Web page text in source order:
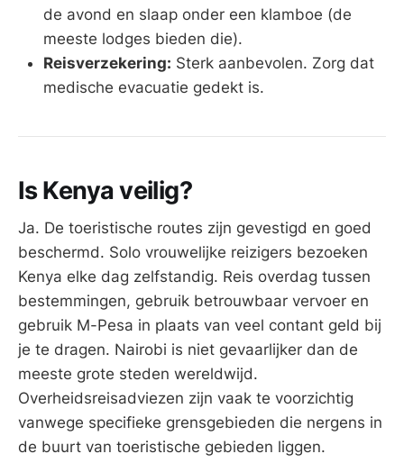
de avond en slaap onder een klamboe (de
meeste lodges bieden die).
Reisverzekering: Sterk aanbevolen. Zorg dat
medische evacuatie gedekt is.
Is Kenya veilig?
Ja. De toeristische routes zijn gevestigd en goed
beschermd. Solo vrouwelijke reizigers bezoeken
Kenya elke dag zelfstandig. Reis overdag tussen
bestemmingen, gebruik betrouwbaar vervoer en
gebruik M-Pesa in plaats van veel contant geld bij
je te dragen. Nairobi is niet gevaarlijker dan de
meeste grote steden wereldwijd.
Overheidsreisadviezen zijn vaak te voorzichtig
vanwege specifieke grensgebieden die nergens in
de buurt van toeristische gebieden liggen.